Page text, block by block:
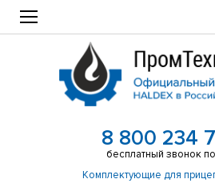
8 800 234
бесплатный звонок
Комплектующие для